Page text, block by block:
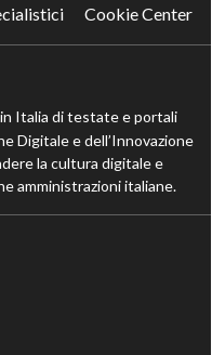
Cookie Center
Italia di testate e portali
Digitale e dell’Innovazione
la cultura digitale e
amministrazioni italiane.